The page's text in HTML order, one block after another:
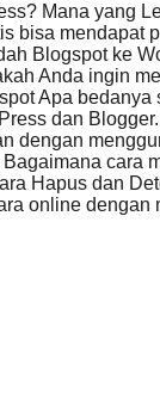
Mana yang
bisa mendapat
Blogspot ke
Anda ingin
Apa
dan
dengan
Hapus dan
online